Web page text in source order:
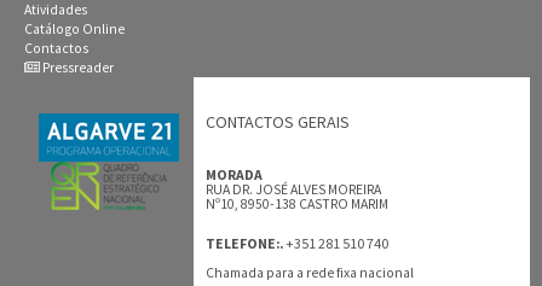
Atividades
Catálogo Online
Contactos
Pressreader
CONTACTOS GERAIS
MORADA
RUA DR. JOSÉ ALVES MOREIRA
Nº10, 8950-138 CASTRO MARIM
TELEFONE:.+351 281 510 740
Chamada para a rede fixa nacional